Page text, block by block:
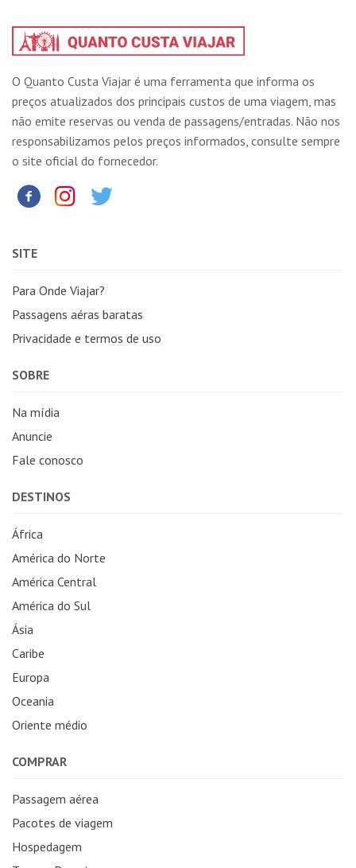
O Quanto Custa Viajar é uma ferramenta que informa os
preços atualizados dos principais custos de uma viagem, mas
não emite reservas ou venda de passagens/entradas. Não nos
responsabilizamos pelos preços informados, consulte sempre
o site oficial do fornecedor.
SITE
Para Onde Viajar?
Passagens aéras baratas
Privacidade e termos de uso
SOBRE
Na mídia
Anuncie
Fale conosco
DESTINOS
África
América do Norte
América Central
América do Sul
Ásia
Caribe
Europa
Oceania
Oriente médio
COMPRAR
Passagem aérea
Pacotes de viagem
Hospedagem